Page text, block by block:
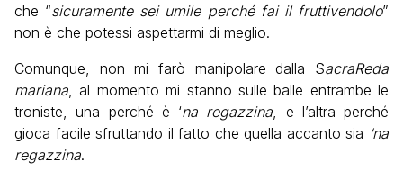
che “sicuramente sei umile perché fai il fruttivendolo”
non è che potessi aspettarmi di meglio.
Comunque, non mi farò manipolare dalla SacraReda
mariana, al momento mi stanno sulle balle entrambe le
troniste, una perché è ‘na regazzina, e l’altra perché
gioca facile sfruttando il fatto che quella accanto sia ‘na
regazzina.